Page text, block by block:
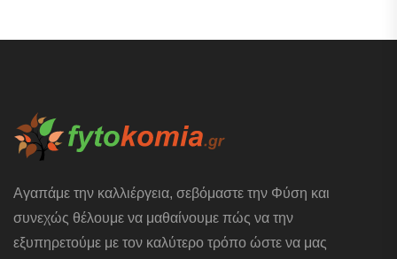
Αγαπάμε την καλλιέργεια, σεβόμαστε την Φύση και
συνεχώς θέλουμε να μαθαίνουμε πώς να την
εξυπηρετούμε με τον καλύτερο τρόπο ώστε να μας